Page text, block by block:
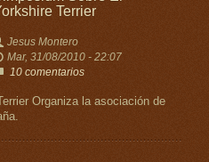
Terrier
Jesus Montero
Mar, 31/08/2010 - 22:07
10 comentarios
Organiza la asociación de